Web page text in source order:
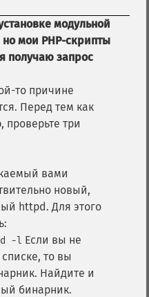
модульной
мои PHP-скрипты
получаю запрос
то причине
Перед тем как
три
вами
новый,
httpd. Для этого
-l Если вы не
списке, то вы
Найдите и
бинарник.